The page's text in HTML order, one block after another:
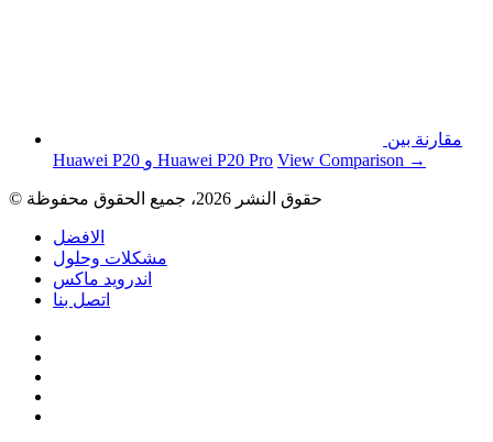
مقارنة بين
Huawei P20 و Huawei P20 Pro View Comparison →
الافضل
مشكلات وحلول
اندرويد ماكس
اتصل بنا